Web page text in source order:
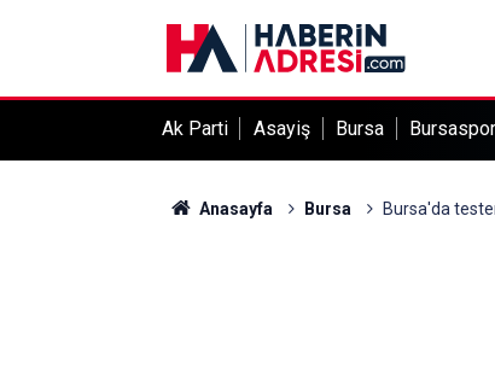
Ak Parti Asayiş Bursa Bursaspor
Anasayfa Bursa Bursa'da